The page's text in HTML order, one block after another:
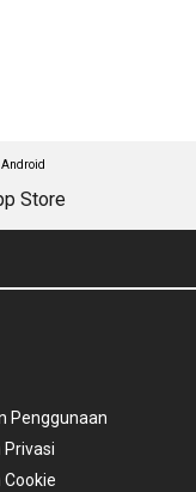
Penggunaan
Privasi
Cookie